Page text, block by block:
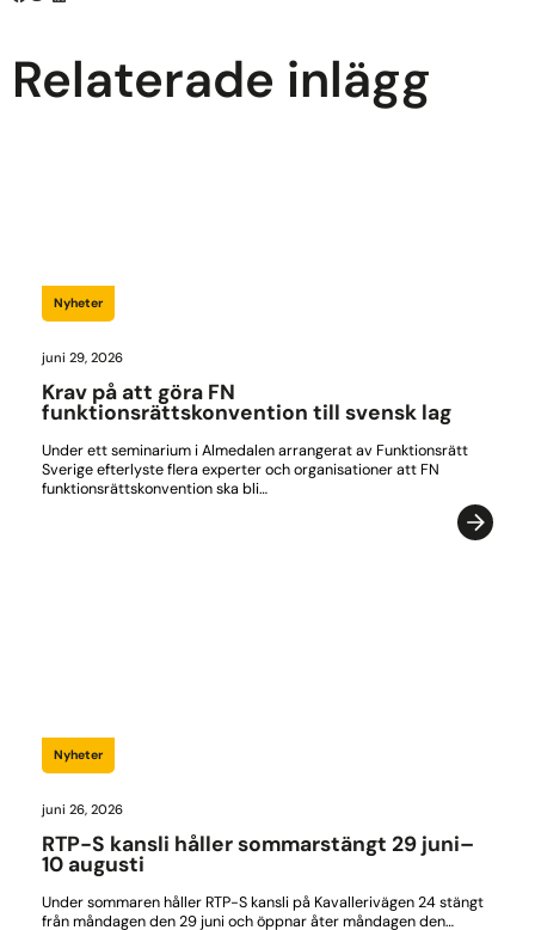
Relaterade inlägg
Nyheter
juni 29, 2026
Krav på att göra FN
funktionsrättskonvention till svensk lag
Under ett seminarium i Almedalen arrangerat av Funktionsrätt
Sverige efterlyste flera experter och organisationer att FN
funktionsrättskonvention ska bli…
Nyheter
juni 26, 2026
RTP-S kansli håller sommarstängt 29 juni–
10 augusti
Under sommaren håller RTP-S kansli på Kavallerivägen 24 stängt
från måndagen den 29 juni och öppnar åter måndagen den…